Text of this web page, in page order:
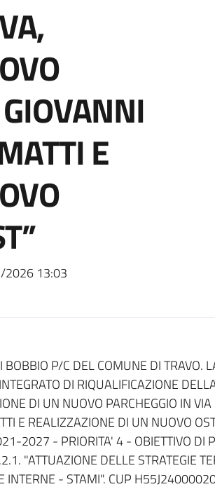
E
13:03
bandoP/C DEL COMUNE DI TRAVO.
DI RIQUALIFICAZIONE
DI UN NUOVO PARCHEGGIO IN
E REALIZZAZIONE DI UN NUOVO
2027 - PRIORITA' 4 - OBIETTIVO DI
"ATTUAZIONE DELLE STRATEGIE
INTERNE - STAMI". CUP